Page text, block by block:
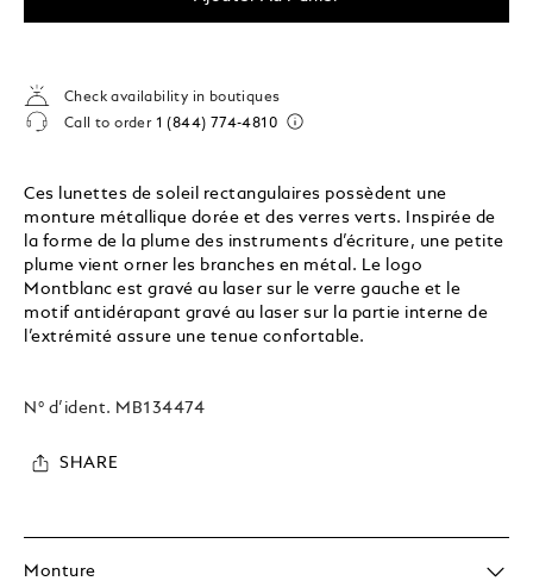
Check availability in boutiques
Call to order 1 (844) 774-4810
Ces lunettes de soleil rectangulaires possèdent une
monture métallique dorée et des verres verts. Inspirée de
la forme de la plume des instruments d’écriture, une petite
plume vient orner les branches en métal. Le logo
Montblanc est gravé au laser sur le verre gauche et le
motif antidérapant gravé au laser sur la partie interne de
l’extrémité assure une tenue confortable.
N° d’ident. MB134474
SHARE
Monture